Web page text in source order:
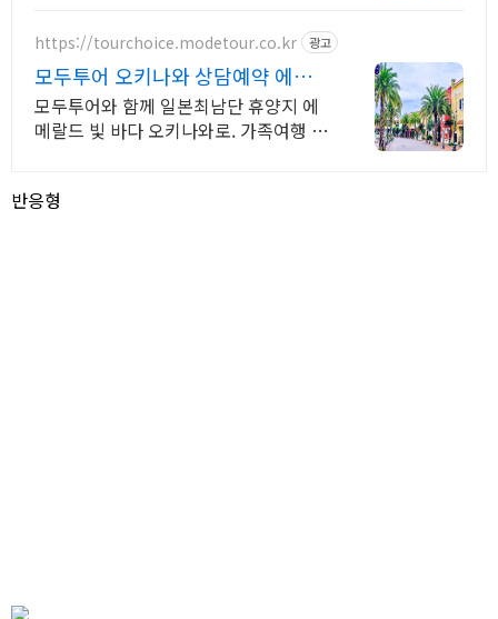
https://tourchoice.modetour.co.kr 광고
모두투어 오키나와 상담예약 에메
랄드 빛 바다 환상의섬
모두투어와 함께 일본최남단 휴양지 에
메랄드 빛 바다 오키나와로. 가족여행 추
을 떠나보세요
반응형